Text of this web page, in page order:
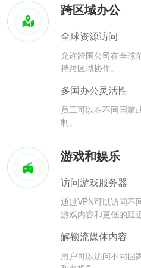
跨区域办公
全球资源访问
允许跨国公司在全球
持跨区域协作。
多国办公灵活性
员工可以在不同国家
制。
游戏和娱乐
访问游戏服务器
通过VPN可以访问不
游戏内容和更低的延
解锁流媒体内容
用户可以访问不同国